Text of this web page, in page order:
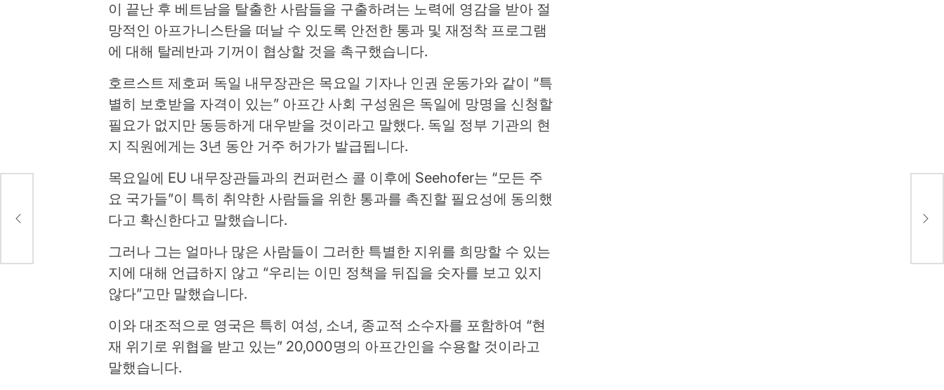
이 끝난 후 베트남을 탈출한 사람들을 구출하려는 노력에 영감을 받아 절
망적인 아프가니스탄을 떠날 수 있도록 안전한 통과 및 재정착 프로그램
에 대해 탈레반과 기꺼이 협상할 것을 촉구했습니다.
호르스트 제호퍼 독일 내무장관은 목요일 기자나 인권 운동가와 같이 “특
별히 보호받을 자격이 있는” 아프간 사회 구성원은 독일에 망명을 신청할
필요가 없지만 동등하게 대우받을 것이라고 말했다. 독일 정부 기관의 현
지 직원에게는 3년 동안 거주 허가가 발급됩니다.
목요일에 EU 내무장관들과의 컨퍼런스 콜 이후에 Seehofer는 “모든 주
요 국가들”이 특히 취약한 사람들을 위한 통과를 촉진할 필요성에 동의했
다고 확신한다고 말했습니다.
그러나 그는 얼마나 많은 사람들이 그러한 특별한 지위를 희망할 수 있는
지에 대해 언급하지 않고 “우리는 이민 정책을 뒤집을 숫자를 보고 있지
않다”고만 말했습니다.
이와 대조적으로 영국은 특히 여성, 소녀, 종교적 소수자를 포함하여 “현
재 위기로 위협을 받고 있는” 20,000명의 아프간인을 수용할 것이라고
말했습니다.
것